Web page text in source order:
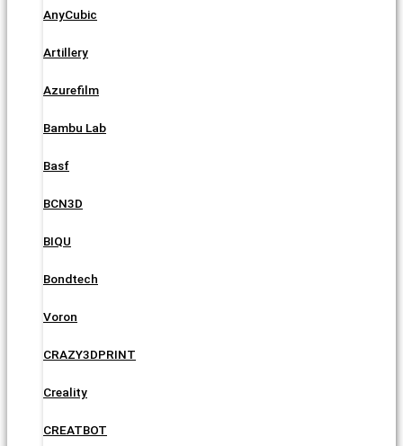
AnyCubic
Artillery
Azurefilm
Bambu Lab
Basf
BCN3D
BIQU
Bondtech
Voron
CRAZY3DPRINT
Creality
CREATBOT